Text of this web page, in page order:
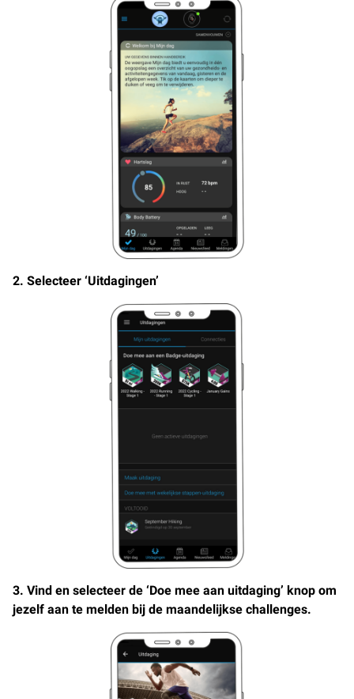
2. Selecteer ‘Uitdagingen’
3. Vind en selecteer de ‘Doe mee aan uitdaging’ knop om
jezelf aan te melden bij de maandelijkse challenges.